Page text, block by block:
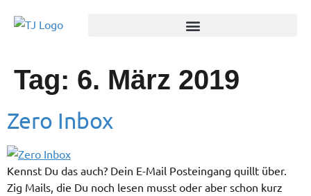
Tag: 6. März 2019
Zero Inbox
Kennst Du das auch? Dein E-Mail Posteingang quillt über.
Zig Mails, die Du noch lesen musst oder aber schon kurz